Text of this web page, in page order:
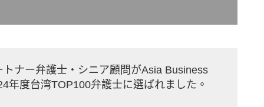
ナー弁護士・シニア顧問がAsia Business
年度台湾TOP100弁護士に選ばれました。